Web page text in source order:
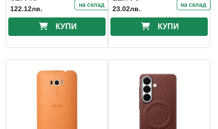
122.12лв. на склад
КУПИ
23.02лв. на склад
КУПИ